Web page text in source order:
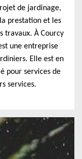
de jardinage,
prestation et les
travaux. À Courcy
une entreprise
Elle est en
pour services de
services.